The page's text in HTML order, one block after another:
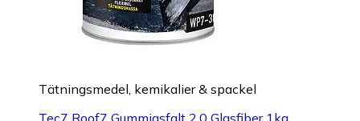
Tätningsmedel, kemikalier & spackel